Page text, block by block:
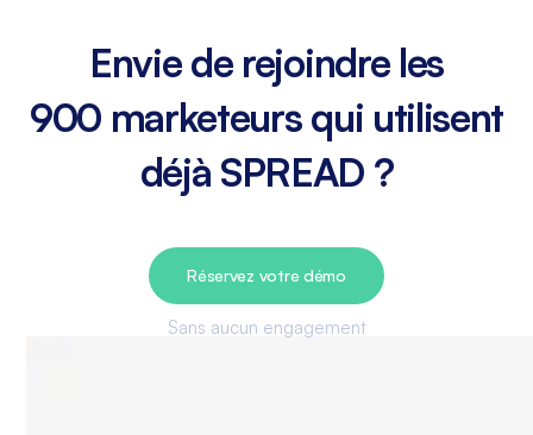
Envie de rejoindre les
900 marketeurs qui utilisent
déjà SPREAD ?
Réservez votre démo
Sans aucun engagement